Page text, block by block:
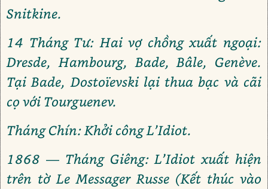
Snitkine.
14 Tháng Tư: Hai vợ chồng xuất ngoại:
Dresde, Hambourg, Bade, Bâle, Genève.
Tại Bade, Dostoïevski lại thua bạc và cãi
cọ với Tourguenev.
Tháng Chín: Khởi công L’Idiot.
1868 — Tháng Giêng: L’Idiot xuất hiện
trên tờ Le Messager Russe (Kết thúc vào